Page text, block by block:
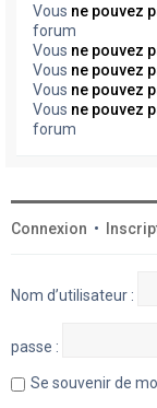
Vous ne pouvez
forum
Vous ne pouvez
Vous ne pouvez
Vous ne pouvez
Vous ne pouvez
forum
Connexion •
Nom d’utilisateur :
passe :
Se souvenir de